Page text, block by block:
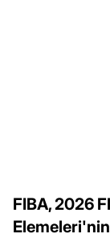
FIBA, 2026